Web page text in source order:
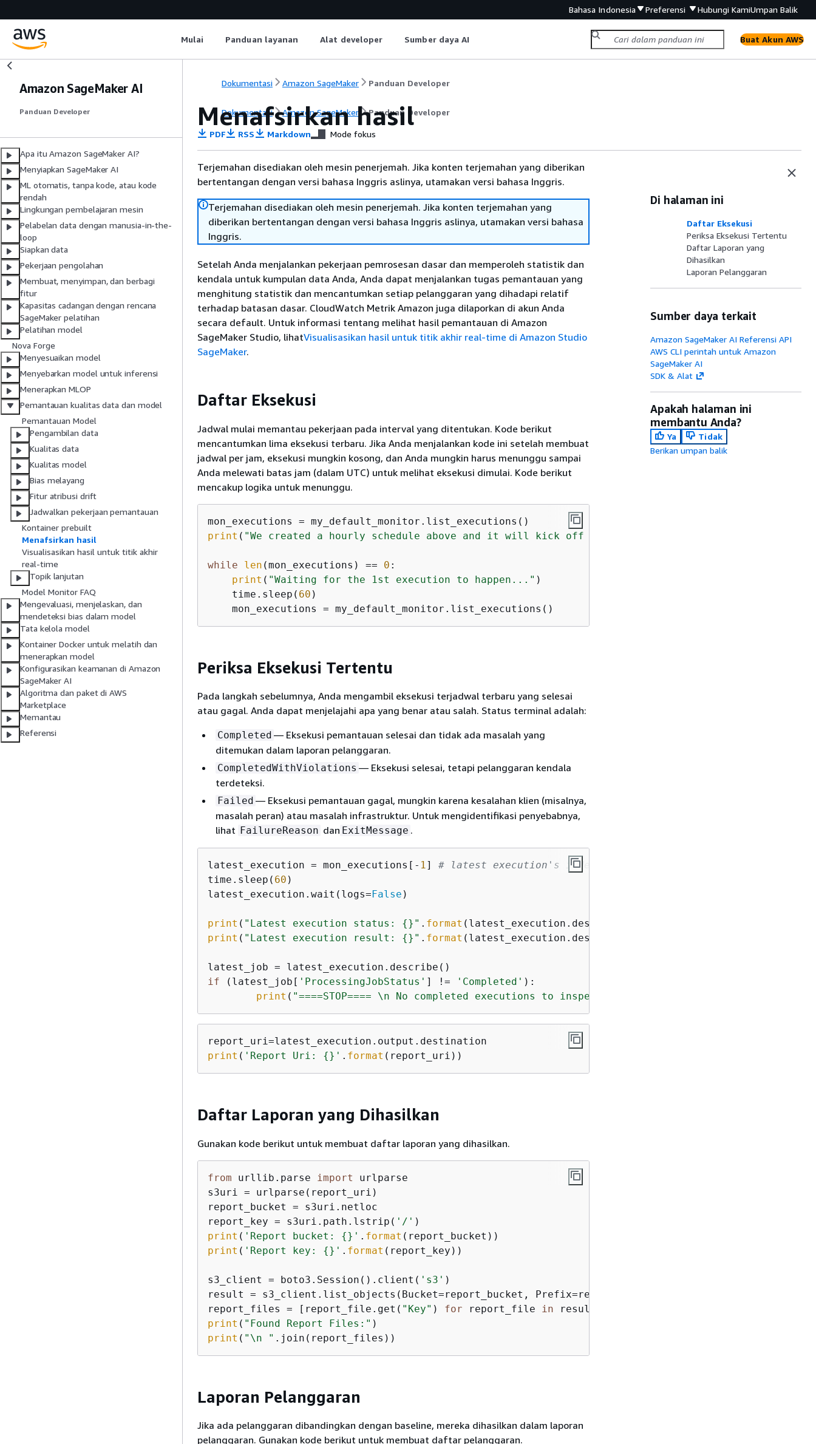
Bahasa Indonesia Preferensi Hubungi KamiUmpan Balik
Mulai Panduan layanan Alat developer Sumber daya AI Buat Akun AWS
Amazon SageMaker AI
Panduan Developer
Apa itu Amazon SageMaker AI?
Menyiapkan SageMaker AI
ML otomatis, tanpa kode, atau kode
rendah
Lingkungan pembelajaran mesin
Pelabelan data dengan manusia-in-the-
loop
Siapkan data
Pekerjaan pengolahan
Membuat, menyimpan, dan berbagi
fitur
Kapasitas cadangan dengan rencana
SageMaker pelatihan
Pelatihan model
Nova Forge
Menyesuaikan model
Menyebarkan model untuk inferensi
Menerapkan MLOP
Pemantauan kualitas data dan model
Pemantauan Model
Pengambilan data
Kualitas data
Kualitas model
Bias melayang
Fitur atribusi drift
Jadwalkan pekerjaan pemantauan
Kontainer prebuilt
Menafsirkan hasil
Visualisasikan hasil untuk titik akhir
real-time
Topik lanjutan
Model Monitor FAQ
Mengevaluasi, menjelaskan, dan
mendeteksi bias dalam model
Tata kelola model
Kontainer Docker untuk melatih dan
menerapkan model
Konfigurasikan keamanan di Amazon
SageMaker AI
Algoritma dan paket di AWS
Marketplace
Memantau
Referensi
Dokumentasi Amazon SageMaker Panduan Developer
Dokumentasi Amazon SageMaker Panduan Developer
Menafsirkan hasil
PDF RSS Markdown Mode fokus
Terjemahan disediakan oleh mesin penerjemah. Jika konten terjemahan yang diberikan
bertentangan dengan versi bahasa Inggris aslinya, utamakan versi bahasa Inggris.
Terjemahan disediakan oleh mesin penerjemah. Jika konten terjemahan yang
diberikan bertentangan dengan versi bahasa Inggris aslinya, utamakan versi bahasa
Inggris.
Setelah Anda menjalankan pekerjaan pemrosesan dasar dan memperoleh statistik dan
kendala untuk kumpulan data Anda, Anda dapat menjalankan tugas pemantauan yang
menghitung statistik dan mencantumkan setiap pelanggaran yang dihadapi relatif
terhadap batasan dasar. CloudWatch Metrik Amazon juga dilaporkan di akun Anda
secara default. Untuk informasi tentang melihat hasil pemantauan di Amazon
SageMaker Studio, lihatVisualisasikan hasil untuk titik akhir real-time di Amazon Studio
SageMaker.
Daftar Eksekusi
Jadwal mulai memantau pekerjaan pada interval yang ditentukan. Kode berikut
mencantumkan lima eksekusi terbaru. Jika Anda menjalankan kode ini setelah membuat
jadwal per jam, eksekusi mungkin kosong, dan Anda mungkin harus menunggu sampai
Anda melewati batas jam (dalam UTC) untuk melihat eksekusi dimulai. Kode berikut
mencakup logika untuk menunggu.
print ( "We created a hourly schedule above and it will kick off executions ON the hour (plus 0 -
while len (mon_executions) == 0 :
print ( "Waiting for the 1st execution to happen..." )
    time.sleep(
60 )
    mon_executions = my_default_monitor.list_executions()
Periksa Eksekusi Tertentu
Pada langkah sebelumnya, Anda mengambil eksekusi terjadwal terbaru yang selesai
atau gagal. Anda dapat menjelajahi apa yang benar atau salah. Status terminal adalah:
Completed — Eksekusi pemantauan selesai dan tidak ada masalah yang
ditemukan dalam laporan pelanggaran.
CompletedWithViolations — Eksekusi selesai, tetapi pelanggaran kendala
terdeteksi.
Failed — Eksekusi pemantauan gagal, mungkin karena kesalahan klien (misalnya,
masalah peran) atau masalah infrastruktur. Untuk mengidentifikasi penyebabnya,
lihat FailureReason dan ExitMessage .
latest_execution = mon_executions[- 1] # latest execution's index is -1, previous is -2 and so on..
time.sleep( 60 )
latest_execution.wait(logs=False )
print ( "Latest execution status: {}" . format (latest_execution.describe()[
print ( "Latest execution result: {}" . format (latest_execution.describe()[
if (latest_job[ 'ProcessingJobStatus' ] != 'Completed' ):
print ( "====STOP==== \n No completed executions to inspect further. Please wait till an
print ( 'Report Uri: {}' . format (report_uri))
Daftar Laporan yang Dihasilkan
Gunakan kode berikut untuk membuat daftar laporan yang dihasilkan.
from urllib.parse import
urlparse
s3uri = urlparse(report_uri)
report_bucket = s3uri.netloc
report_key = s3uri.path.lstrip( '/'
print ( 'Report bucket: {}' . format
print ( 'Report key: {}' . format (report_key))
s3_client = boto3.Session().client( 's3' )
result = s3_client.list_objects(Bucket=report_bucket, Prefix=report_key)
report_files = [report_file.get( "Key" ) for report_file in result.get(
print ( "Found Report Files:"
print ( "\n " .join(report_files))
Laporan Pelanggaran
Jika ada pelanggaran dibandingkan dengan baseline, mereka dihasilkan dalam laporan
pelanggaran. Gunakan kode berikut untuk membuat daftar pelanggaran.
Di halaman ini
Daftar Eksekusi
Periksa Eksekusi Tertentu
Daftar Laporan yang
Dihasilkan
Laporan Pelanggaran
Sumber daya terkait
Amazon SageMaker AI Referensi API
AWS CLI perintah untuk Amazon
SageMaker AI
SDK & Alat
Apakah halaman ini
membantu Anda?
Ya
Tidak
Berikan umpan balik